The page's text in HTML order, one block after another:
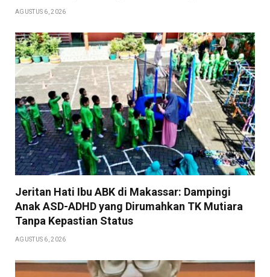
AGUSTUS 6, 2026
Jeritan Hati Ibu ABK di Makassar: Dampingi
Anak ASD-ADHD yang Dirumahkan TK Mutiara
Tanpa Kepastian Status
AGUSTUS 6, 2026